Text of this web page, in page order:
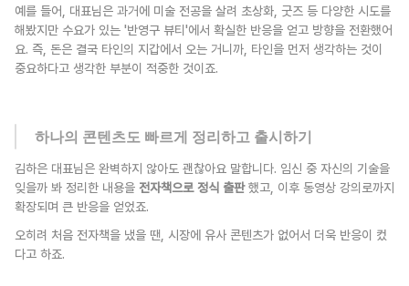
예를 들어, 대표님은 과거에 미술 전공을 살려 초상화, 굿즈 등 다양한 시도를
해봤지만 수요가 있는 '반영구 뷰티'에서 확실한 반응을 얻고 방향을 전환했어
요. 즉, 돈은 결국 타인의 지갑에서 오는 거니까, 타인을 먼저 생각하는 것이
중요하다고 생각한 부분이 적중한 것이죠.
하나의 콘텐츠도 빠르게 정리하고 출시하기
김하은 대표님은 완벽하지 않아도 괜찮아요 말합니다. 임신 중 자신의 기술을
잊을까 봐 정리한 내용을 전자책으로 정식 출판 했고, 이후 동영상 강의로까지
확장되며 큰 반응을 얻었죠.
오히려 처음 전자책을 냈을 땐, 시장에 유사 콘텐츠가 없어서 더욱 반응이 컸
다고 하죠.